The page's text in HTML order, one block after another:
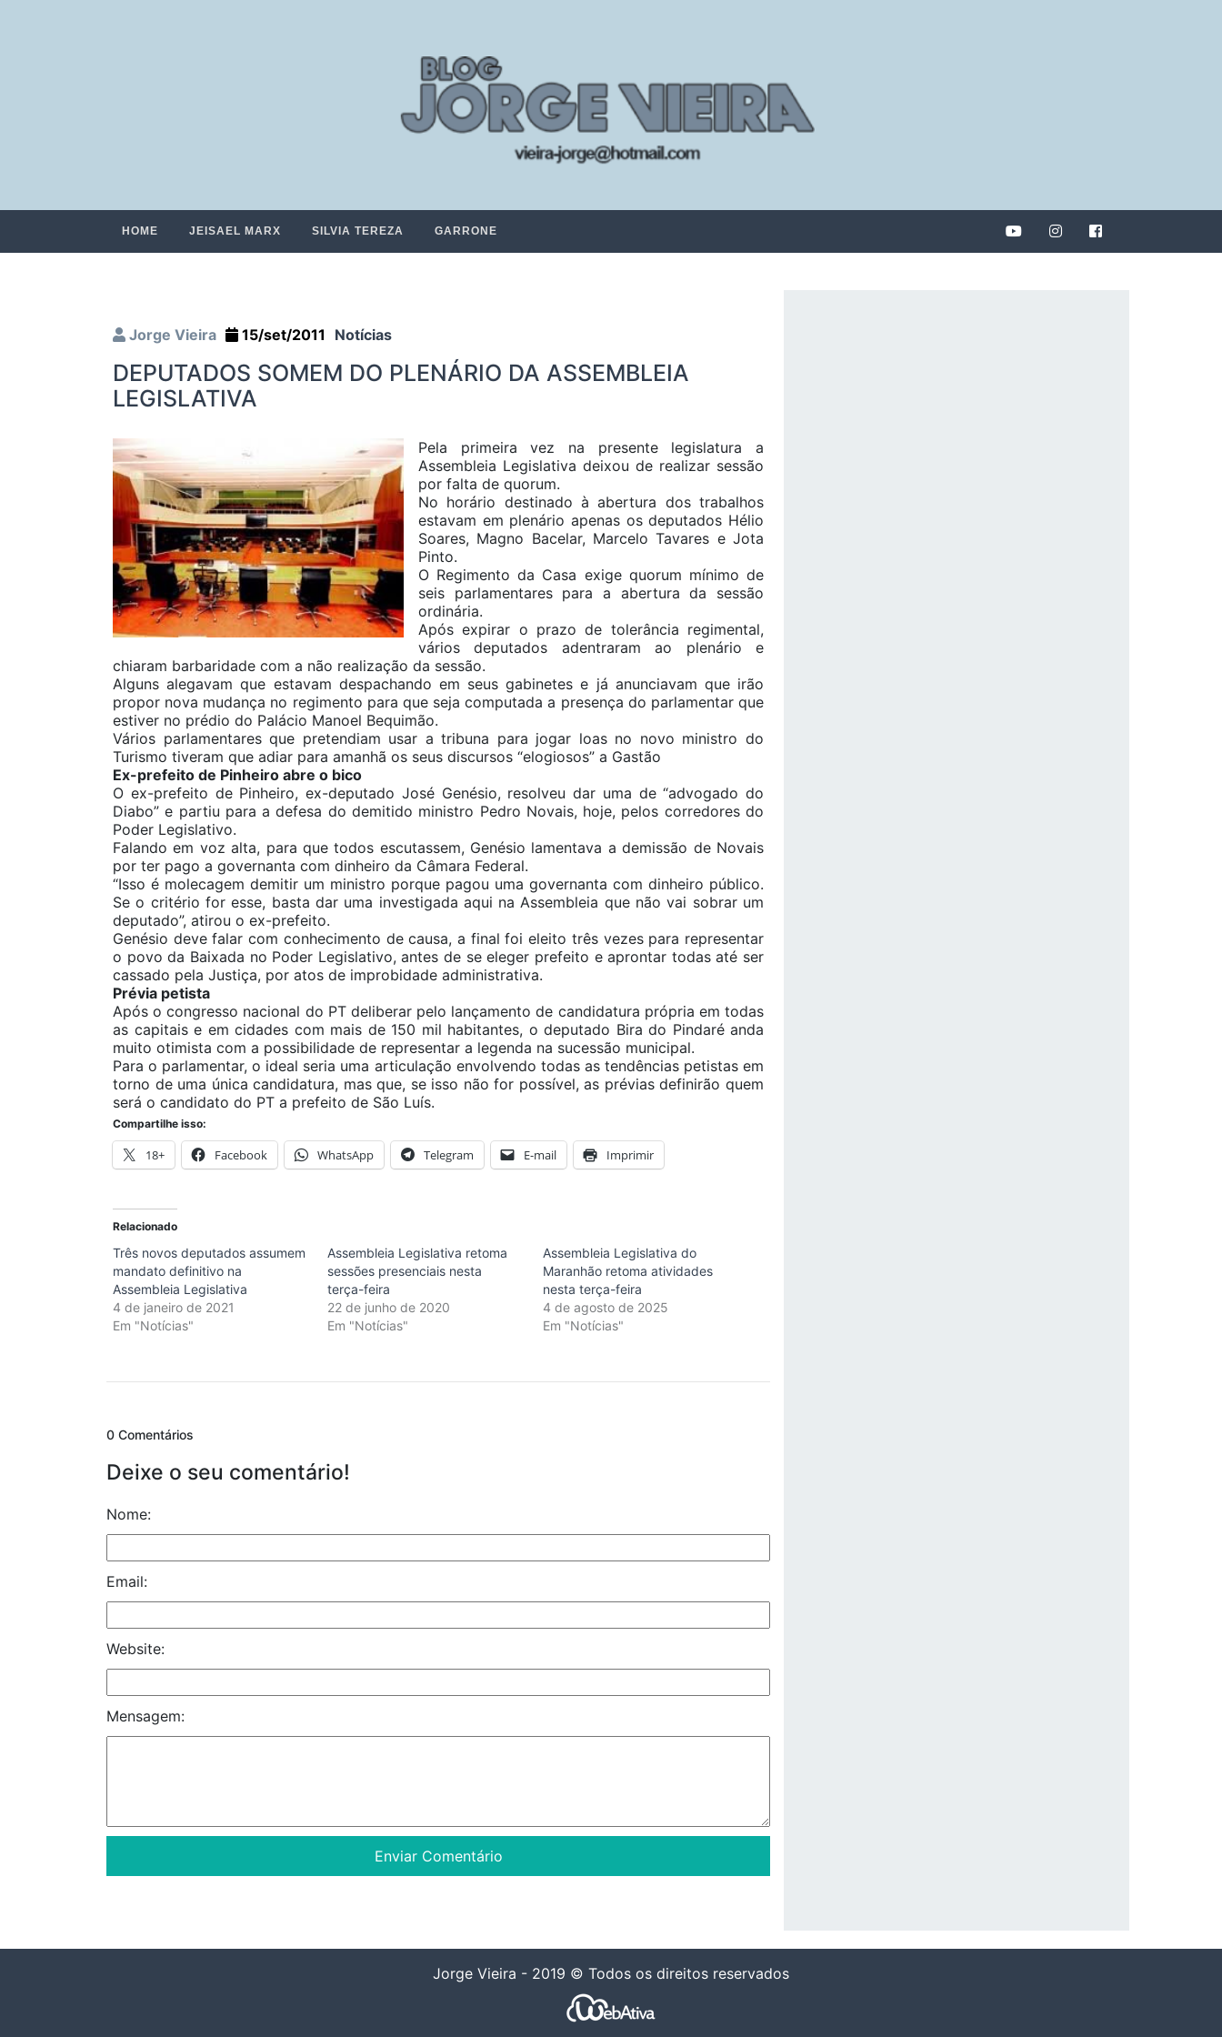
HOME JEISAEL MARX SILVIA TEREZA GARRONE
Jorge Vieira 15/set/2011 Notícias
DEPUTADOS SOMEM DO PLENÁRIO DA ASSEMBLEIA
LEGISLATIVA
Pela primeira vez na presente legislatura a
Assembleia Legislativa deixou de realizar sessão
por falta de quorum.
No horário destinado à abertura dos trabalhos
estavam em plenário apenas os deputados Hélio
Soares, Magno Bacelar, Marcelo Tavares e Jota
Pinto.
O Regimento da Casa exige quorum mínimo de
seis parlamentares para a abertura da sessão
ordinária.
Após expirar o prazo de tolerância regimental,
vários deputados adentraram ao plenário e
chiaram barbaridade com a não realização da sessão.
Alguns alegavam que estavam despachando em seus gabinetes e já anunciavam que irão
propor nova mudança no regimento para que seja computada a presença do parlamentar que
estiver no prédio do Palácio Manoel Bequimão.
Vários parlamentares que pretendiam usar a tribuna para jogar loas no novo ministro do
Turismo tiveram que adiar para amanhã os seus discursos “elogiosos” a Gastão
Ex-prefeito de Pinheiro abre o bico
O ex-prefeito de Pinheiro, ex-deputado José Genésio, resolveu dar uma de “advogado do
Diabo” e partiu para a defesa do demitido ministro Pedro Novais, hoje, pelos corredores do
Poder Legislativo.
Falando em voz alta, para que todos escutassem, Genésio lamentava a demissão de Novais
por ter pago a governanta com dinheiro da Câmara Federal.
“Isso é molecagem demitir um ministro porque pagou uma governanta com dinheiro público.
Se o critério for esse, basta dar uma investigada aqui na Assembleia que não vai sobrar um
deputado”, atirou o ex-prefeito.
Genésio deve falar com conhecimento de causa, a final foi eleito três vezes para representar
o povo da Baixada no Poder Legislativo, antes de se eleger prefeito e aprontar todas até ser
cassado pela Justiça, por atos de improbidade administrativa.
Prévia petista
Após o congresso nacional do PT deliberar pelo lançamento de candidatura própria em todas
as capitais e em cidades com mais de 150 mil habitantes, o deputado Bira do Pindaré anda
muito otimista com a possibilidade de representar a legenda na sucessão municipal.
Para o parlamentar, o ideal seria uma articulação envolvendo todas as tendências petistas em
torno de uma única candidatura, mas que, se isso não for possível, as prévias definirão quem
será o candidato do PT a prefeito de São Luís.
Compartilhe isso:
18+ Facebook WhatsApp Telegram E-mail Imprimir
Relacionado
Três novos deputados assumem
mandato definitivo na
Assembleia Legislativa
4 de janeiro de 2021
Em "Notícias"
Assembleia Legislativa retoma
sessões presenciais nesta
terça-feira
22 de junho de 2020
Em "Notícias"
Assembleia Legislativa do
Maranhão retoma atividades
nesta terça-feira
4 de agosto de 2025
Em "Notícias"
0 Comentários
Deixe o seu comentário!
Nome:
Email:
Website:
Mensagem:
Jorge Vieira - 2019 © Todos os direitos reservados